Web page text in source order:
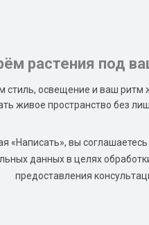
растения под
стиль, освещение и ваш
живое пространство без
«Написать», вы соглашаетесь
данных в целях
предоставления